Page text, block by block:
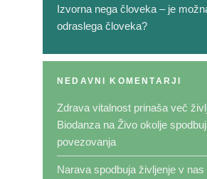
Izvorna nega človeka – je
odraslega človeka?
NEDAVNI KOMENTARJI
Zdrava vitalnost prinaša več
Biodanza na Živo okolje
povezovanja
Narava spodbuja življenje v